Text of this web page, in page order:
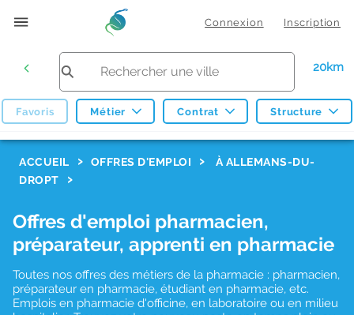
Connexion Inscription
20km
Favoris Métier Contrat Structure
ACCUEIL OFFRES D'EMPLOI
À ALLEMANS-DU-
DROPT
Offres d'emploi pharmacien,
préparateur, apprenti en pharmacie
Toutes nos offres des métiers de la pharmacie : pharmacien,
préparateur en pharmacie, étudiant en pharmacie, etc.
Emplois en pharmacie d'officine, en laboratoire ou en milieu